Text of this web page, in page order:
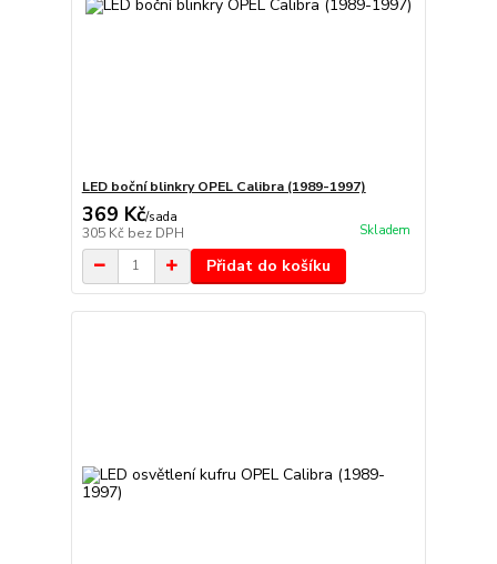
LED boční blinkry OPEL Calibra (1989-1997)
369 Kč/sada
305 Kč bez DPH Skladem
Přidat do košíku